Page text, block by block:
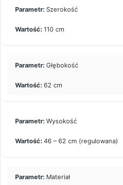
Szerokość
110 cm
Głębokość
62 cm
Wysokość
46 – 62 cm (regulowana)
Materiał